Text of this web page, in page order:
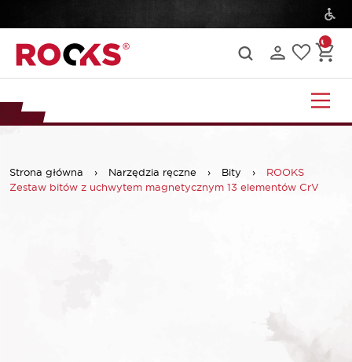
Strona główna › Narzędzia ręczne › Bity ›
ROOKS
Zestaw bitów z uchwytem magnetycznym 13 elementów CrV